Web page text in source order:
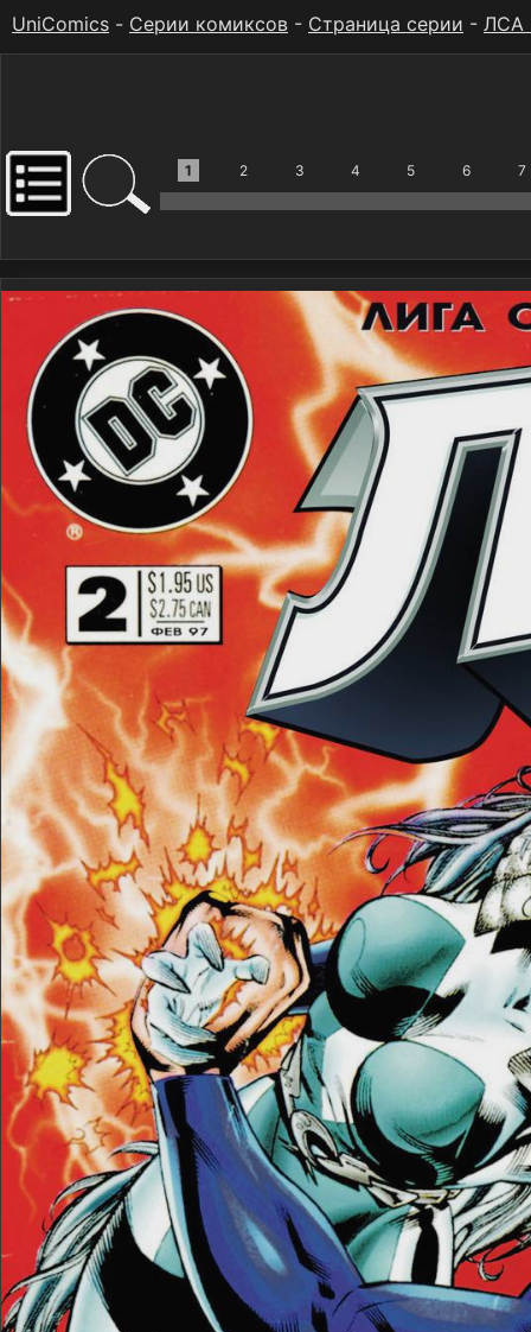
UniComics - Серии комиксов - Страница серии - ЛСА
1 2 3 4 5 6 7